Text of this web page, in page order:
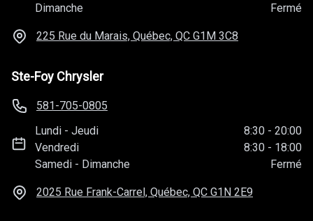
Dimanche
Fermé
225 Rue du Marais, Québec, QC G1M 3C8
Ste-Foy Chrysler
581-705-0805
Lundi -Jeudi 8:30 - 20:00
Vendredi
8:30 - 18:00
Samedi - Dimanche Fermé
2025 Rue Frank-Carrel, Québec, QC G1N 2E9